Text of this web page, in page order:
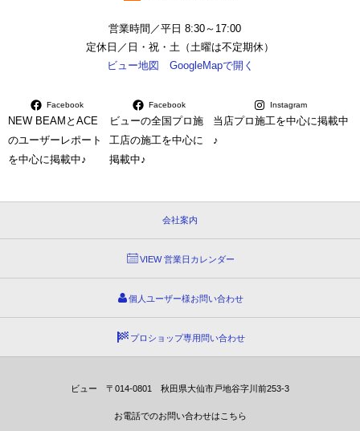
営業時間／平日 8:30～17:00
定休日／日・祝・土（土曜は不定期休）
ビュー地図 GoogleMapで開く
Facebook
NEW BEAMとACE
のユーザーレポート
を中心に掲載中♪
Facebook
ビューの全国プロ施
工店の施工を中心に
掲載中♪
Instagram
当店プロ施工を中心に掲載中
♪
会社案内
VIEW 営業日カレンダー
個人ユーザー様お問い合わせ
プロショップ専用問い合わせ
ビュー 〒014-0801 秋田県大仙市戸地谷字川前253-3
お電話でのお問い合わせはこちら